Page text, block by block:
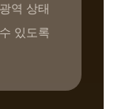
역 상태
있도록